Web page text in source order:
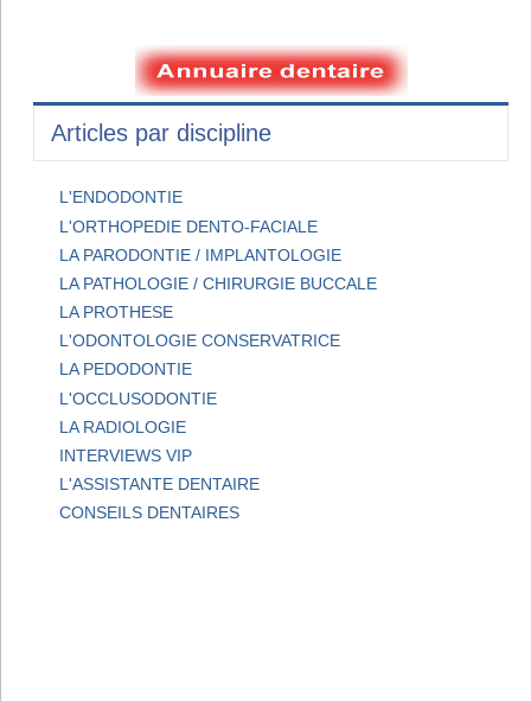
Articles par discipline
L'ENDODONTIE
L'ORTHOPEDIE DENTO-FACIALE
LA PARODONTIE / IMPLANTOLOGIE
LA PATHOLOGIE / CHIRURGIE BUCCALE
LA PROTHESE
L'ODONTOLOGIE CONSERVATRICE
LA PEDODONTIE
L'OCCLUSODONTIE
LA RADIOLOGIE
INTERVIEWS VIP
L'ASSISTANTE DENTAIRE
CONSEILS DENTAIRES